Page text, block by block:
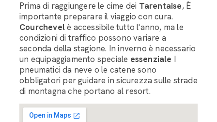
Prima di raggiungere le cime dei Tarentaise, È
importante preparare il viaggio con cura.
Courchevelè accessibile tutto l'anno, ma le
condizioni di traffico possono variare a
seconda della stagione. In inverno è necessario
un equipaggiamento speciale essenziale I
pneumatici da neve o le catene sono
obbligatori per guidare in sicurezza sulle strade
di montagna che portano al resort.